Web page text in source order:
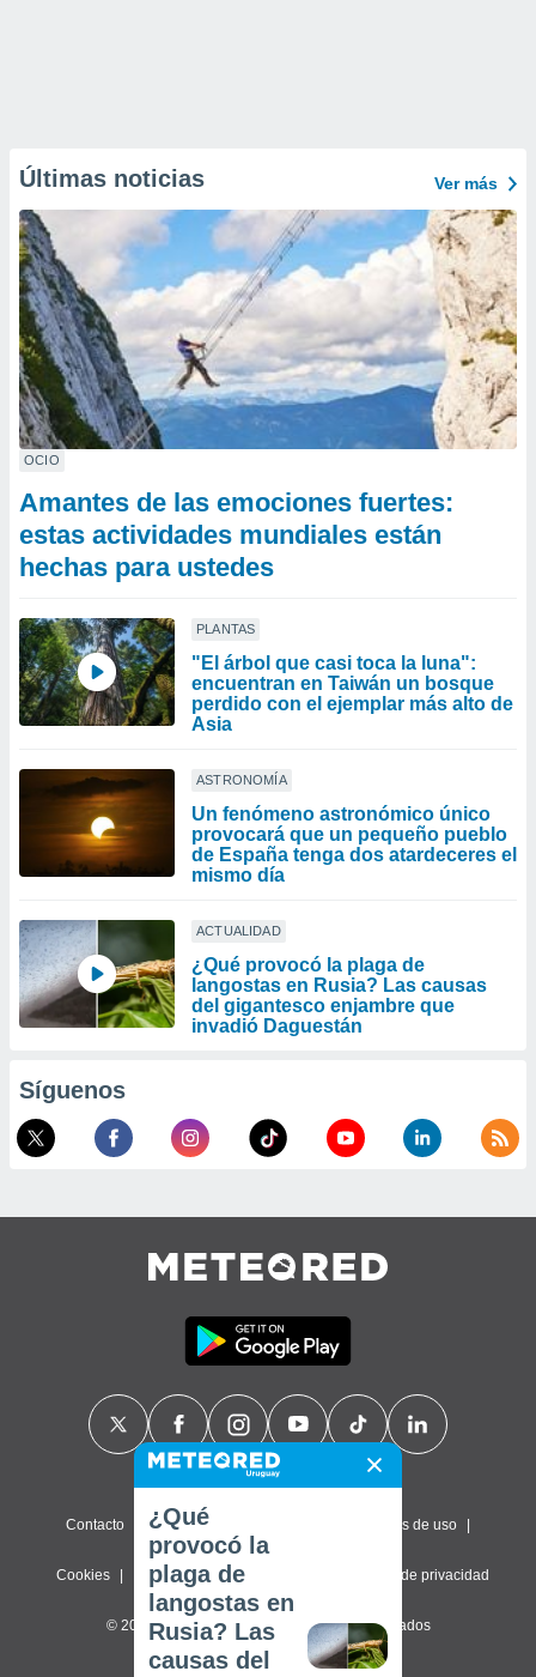
Últimas noticias Ver más
OCIO
Amantes de las emociones fuertes:
estas actividades mundiales están
hechas para ustedes
PLANTAS
"El árbol que casi toca la luna":
encuentran en Taiwán un bosque
perdido con el ejemplar más alto de
Asia
ASTRONOMÍA
Un fenómeno astronómico único
provocará que un pequeño pueblo
de España tenga dos atardeceres el
mismo día
ACTUALIDAD
¿Qué provocó la plaga de
langostas en Rusia? Las causas
del gigantesco enjambre que
invadió Daguestán
Síguenos
Contacto Sobre nosotros Términos de uso
Cookies Política de privacidad Configuración de privacidad
© 2026 Meteored. Todos los derechos reservados
¿Qué
provocó la
plaga de
langostas en
Rusia? Las
causas del